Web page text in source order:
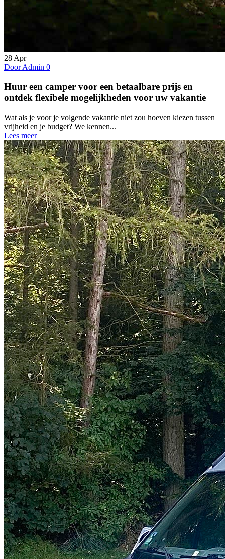
28 Apr
Door Admin 0
Huur een camper voor een betaalbare prijs en
ontdek flexibele mogelijkheden voor uw vakantie
Wat als je voor je volgende vakantie niet zou hoeven kiezen tussen
vrijheid en je budget? We kennen...
Lees meer